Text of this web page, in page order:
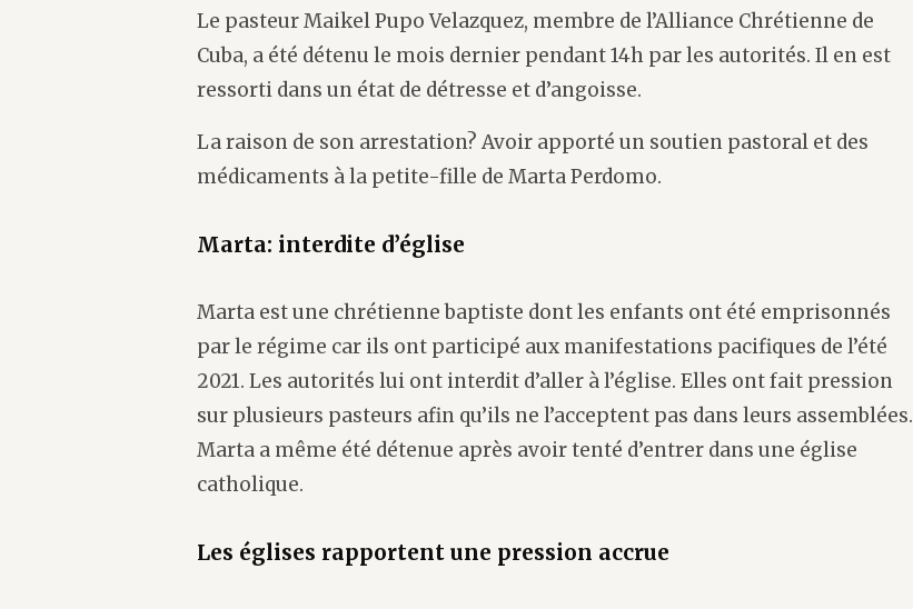
Le pasteur Maikel Pupo Velazquez, membre de l’Alliance Chrétienne de
Cuba, a été détenu le mois dernier pendant 14h par les autorités. Il en est
ressorti dans un état de détresse et d’angoisse.
La raison de son arrestation? Avoir apporté un soutien pastoral et des
médicaments à la petite-fille de Marta Perdomo.
Marta: interdite d’église
Marta est une chrétienne baptiste dont les enfants ont été emprisonnés
par le régime car ils ont participé aux manifestations pacifiques de l’été
2021. Les autorités lui ont interdit d’aller à l’église. Elles ont fait pression
sur plusieurs pasteurs afin qu’ils ne l’acceptent pas dans leurs assemblées.
Marta a même été détenue après avoir tenté d’entrer dans une église
catholique.
Les églises rapportent une pression accrue